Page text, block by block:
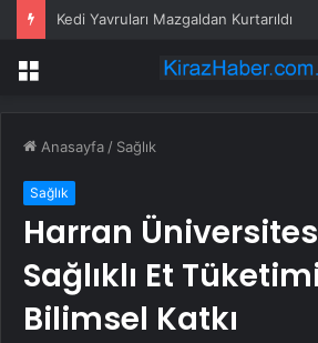
Kedi Yavruları Mazgaldan Kurtarıldı
Menü
Anasayfa / Sağlık
Sağlık
Harran
Sağlıklı Et
Bilimsel Katkı